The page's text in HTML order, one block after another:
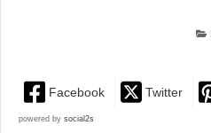
Facebook Twitter
powered by social2s